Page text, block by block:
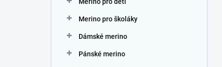
Merino pro školáky
Dámské merino
Pánské merino